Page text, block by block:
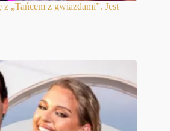
„Tańcem z gwiazdami”. Jest